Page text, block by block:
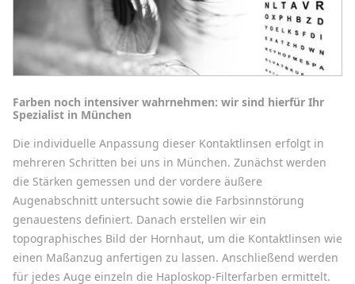
Farben noch intensiver wahrnehmen: wir sind hierfür Ihr
Spezialist in München
Die individuelle Anpassung dieser Kontaktlinsen erfolgt in
mehreren Schritten bei uns in München. Zunächst werden
die Stärken gemessen und der vordere äußere
Augenabschnitt untersucht sowie die Farbsinnstörung
genauestens definiert. Danach erstellen wir ein
topographisches Bild der Hornhaut, um die Kontaktlinsen wie
einen Maßanzug anfertigen zu lassen. Anschließend werden
für jedes Auge einzeln die Haploskop-Filterfarben ermittelt.